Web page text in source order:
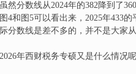
然分数线从2024年的382降到了
4和图5可以看出来，2025年433
分数线是差不多的，并不是大家
年西财税务专硕又是什么情况